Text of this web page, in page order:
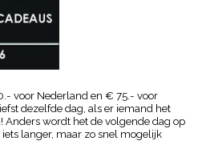
voor Nederland en € 75.- voor
dezelfde dag, als er iemand het
Anders wordt het de volgende dag op
langer, maar zo snel mogelijk